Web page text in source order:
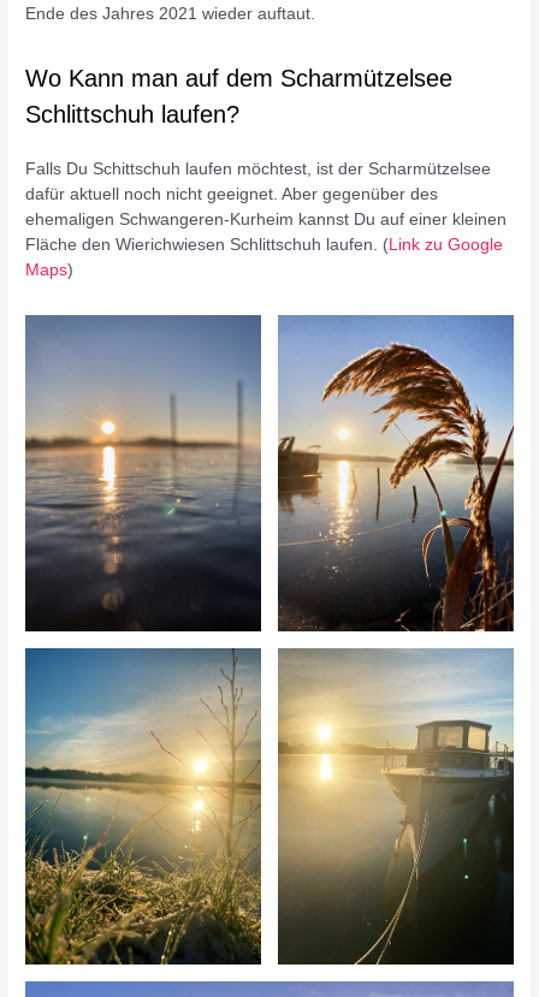
Ende des Jahres 2021 wieder auftaut.
Wo Kann man auf dem Scharmützelsee
Schlittschuh laufen?
Falls Du Schittschuh laufen möchtest, ist der Scharmützelsee
dafür aktuell noch nicht geeignet. Aber gegenüber des
ehemaligen Schwangeren-Kurheim kannst Du auf einer kleinen
Fläche den Wierichwiesen Schlittschuh laufen. (Link zu Google
Maps)